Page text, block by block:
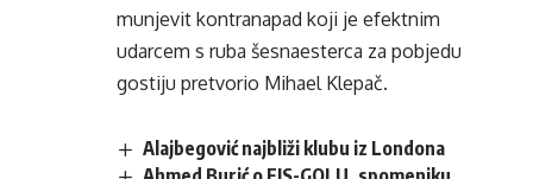
munjevit kontranapad koji je efektnim
udarcem s ruba šesnaesterca za pobjedu
gostiju pretvorio Mihael Klepač.
Alajbegović najbliži klubu iz Londona